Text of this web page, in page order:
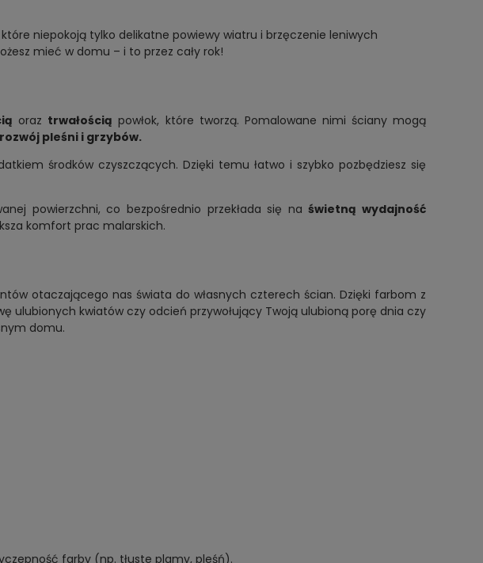
które niepokoją tylko delikatne powiewy wiatru i brzęczenie leniwych
mieć w domu – i to przez cały rok!
oraz trwałością powłok, które tworzą. Pomalowane nimi ściany mogą
pleśni i grzybów.
środków czyszczących. Dzięki temu łatwo i szybko pozbędziesz się
powierzchni, co bezpośrednio przekłada się naświetną wydajność
komfort prac malarskich.
otaczającego nas świata do własnych czterech ścian. Dzięki farbom z
ulubionych kwiatów czy odcień przywołujący Twoją ulubioną porę dnia czy
domu.
farby (np. tłuste plamy, pleśń).